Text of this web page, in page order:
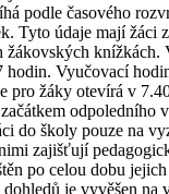
podle časového
Tyto údaje mají žáci
žákovských knížkách.
hodin. Vyučovací
pro žáky otevírá v
odpoledního
do školy pouze na
zajišťují
po celou dobu
je vyvěšen na